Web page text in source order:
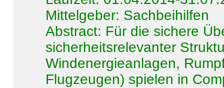
Mittelgeber: Sachbeihilfen
Abstract: Für die sichere
sicherheitsrelevanter
Windenergieanlagen,
Flugzeugen) spielen in